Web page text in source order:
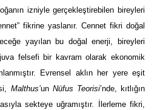
izniyle gerçekleştirebilen bireyleri
fikrine yaslanır. Cennet fikri doğal
yayılan bu doğal enerji, bireyleri
felsefi bir kavram olarak ekonomik
Evrensel aklın her yere eşit
Malthus’un Nüfus Teorisi’nde, kıtlığın
sekteye uğramıştır. İlerleme fikri,